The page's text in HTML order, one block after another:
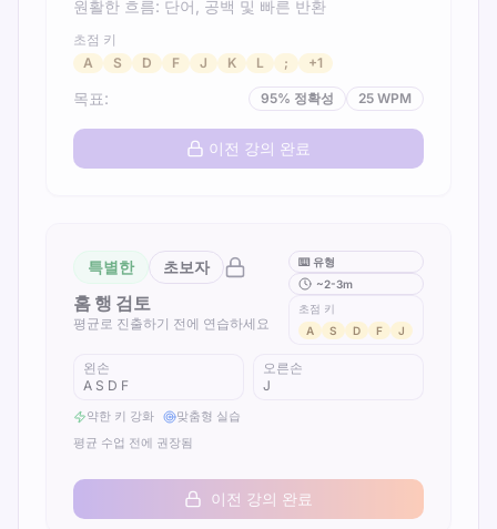
원활한 흐름: 단어, 공백 및 빠른 반환
초점 키
A
S D F J K L ; +1
목표: 95% 정확성 25 WPM
이전 강의 완료
특별한 초보자
홈 행 검토
평균로 진출하기 전에 연습하세요
⌨️유형
~2-3m
초점 키
A
S D F J
왼손
A S D F
오른손
J
약한 키 강화
맞춤형 실습
평균 수업 전에 권장됨
이전 강의 완료